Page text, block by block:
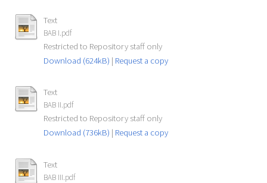
Text
BAB I.pdf
Restricted to Repository staff only
Download (624kB) | Request a copy
Text
BAB II.pdf
Restricted to Repository staff only
Download (736kB) | Request a copy
Text
BAB III.pdf